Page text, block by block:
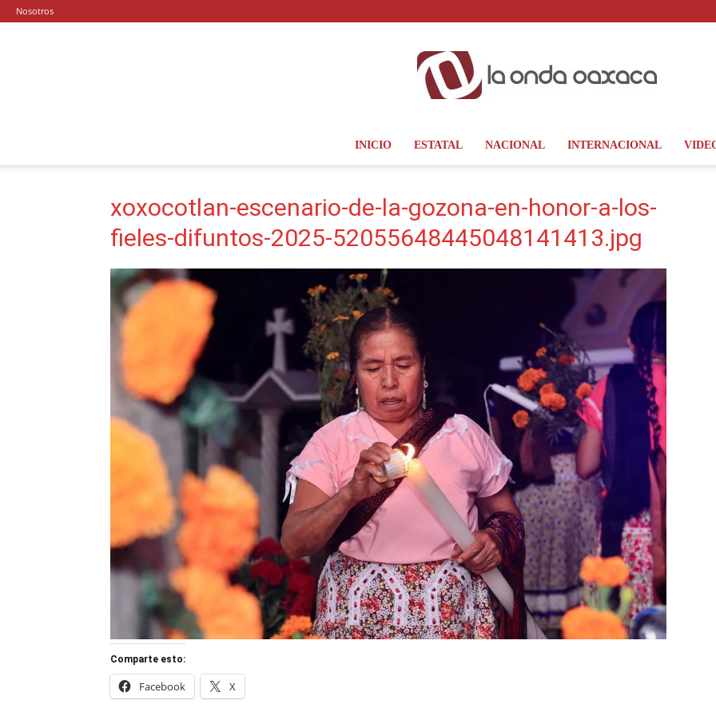
Nosotros
La
Oaxaca
INICIO ESTATAL NACIONAL INTERNACIONAL
xoxocotlan-escenario-de-la-gozona-en-honor-a-los-
fieles-difuntos-2025-52055648445048141413.jpg
Comparte esto:
Facebook X